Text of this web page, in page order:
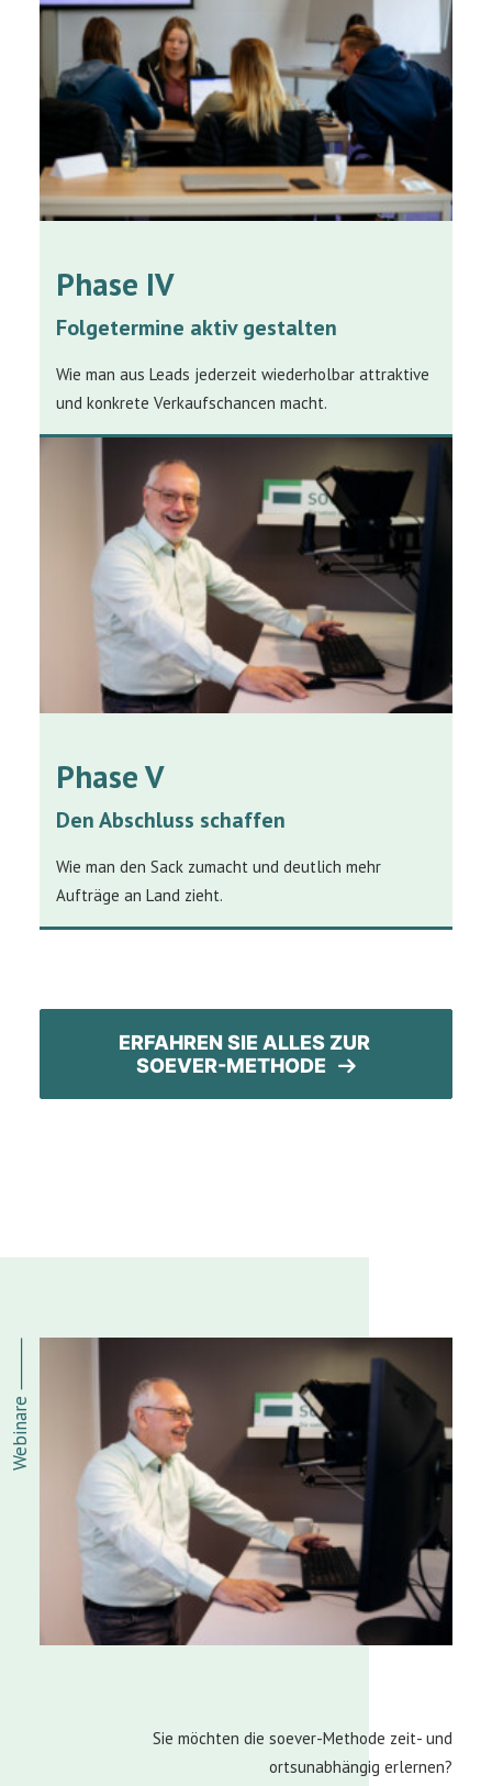
Phase IV
Folgetermine aktiv gestalten
Wie man aus Leads jederzeit wiederholbar attraktive
und konkrete Verkaufschancen macht.
Phase V
Den Abschluss schaffen
Wie man den Sack zumacht und deutlich mehr
Aufträge an Land zieht.
ERFAHREN SIE ALLES ZUR
SOEVER-METHODE
Webinare ⸻
Sie möchten die soever-Methode zeit- und
ortsunabhängig erlernen?